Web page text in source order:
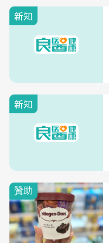
新知
新知